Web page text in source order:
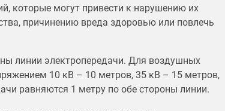
которые могут привести к нарушению их
причинению вреда здоровью или повлечь
линии электропередачи. Для воздушных
10 кВ – 10 метров, 35 кВ – 15 метров,
равняются 1 метру по обе стороны линии.